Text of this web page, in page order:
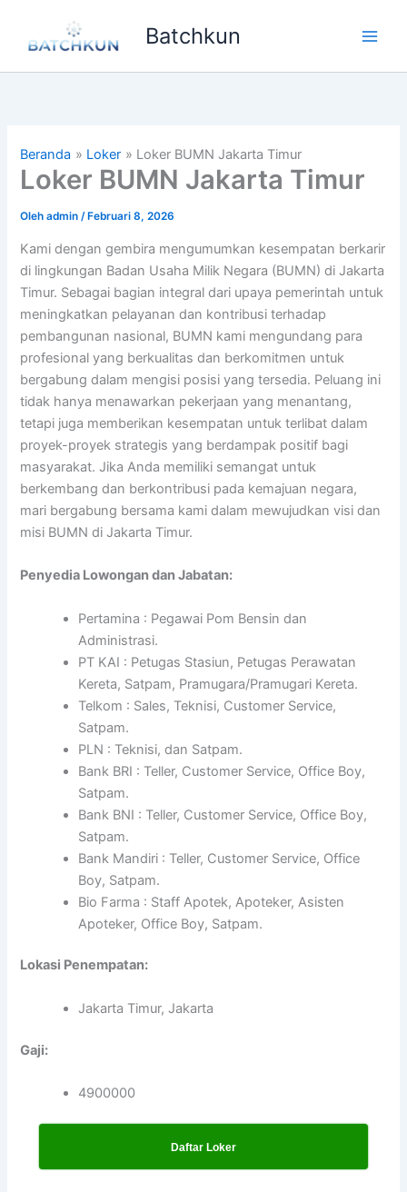
konten
Batchkun
Beranda Loker Loker BUMN Jakarta Timur
Loker BUMN Jakarta Timur
Olehadmin/ Februari 8, 2026
Kami dengan gembira mengumumkan kesempatan berkarir
di lingkungan Badan Usaha Milik Negara (BUMN) di Jakarta
Timur. Sebagai bagian integral dari upaya pemerintah untuk
meningkatkan pelayanan dan kontribusi terhadap
pembangunan nasional, BUMN kami mengundang para
profesional yang berkualitas dan berkomitmen untuk
bergabung dalam mengisi posisi yang tersedia. Peluang ini
tidak hanya menawarkan pekerjaan yang menantang,
tetapi juga memberikan kesempatan untuk terlibat dalam
proyek-proyek strategis yang berdampak positif bagi
masyarakat. Jika Anda memiliki semangat untuk
berkembang dan berkontribusi pada kemajuan negara,
mari bergabung bersama kami dalam mewujudkan visi dan
misi BUMN di Jakarta Timur.
Penyedia Lowongan dan Jabatan:
Pertamina : Pegawai Pom Bensin dan
Administrasi.
PT KAI : Petugas Stasiun, Petugas Perawatan
Kereta, Satpam, Pramugara/Pramugari Kereta.
Telkom : Sales, Teknisi, Customer Service,
Satpam.
PLN : Teknisi, dan Satpam.
Bank BRI : Teller, Customer Service, Office Boy,
Satpam.
Bank BNI : Teller, Customer Service, Office Boy,
Satpam.
Bank Mandiri : Teller, Customer Service, Office
Boy, Satpam.
Bio Farma : Staff Apotek, Apoteker, Asisten
Apoteker, Office Boy, Satpam.
Lokasi Penempatan:
Jakarta Timur, Jakarta
Gaji:
4900000
Daftar Loker